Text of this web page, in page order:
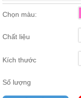
công,
xích
đu,
Kiện
Trí
cảnh
Chọn màu:
Chất liệu
Kích thước
Số lượng